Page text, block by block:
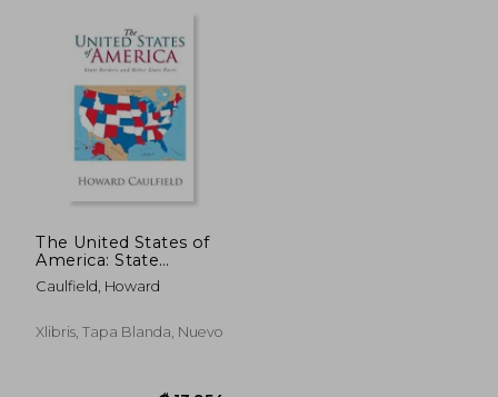
₡ 11.417
The United States of
America: State
Borders and Other
State Facts (en
Caulfield, Howard
Xlibris, Tapa Blanda, Nuevo